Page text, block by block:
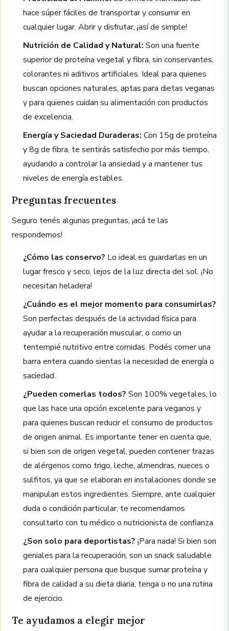
hace súper fáciles de transportar y consumir en
cualquier lugar. Abrir y disfrutar, ¡así de simple!
Nutrición de Calidad y Natural: Son una fuente
superior de proteína vegetal y fibra, sin conservantes,
colorantes ni aditivos artificiales. Ideal para quienes
buscan opciones naturales, aptas para dietas veganas
y para quienes cuidan su alimentación con productos
de excelencia.
Energía y Saciedad Duraderas: Con 15g de proteína
y 8g de fibra, te sentirás satisfecho por más tiempo,
ayudando a controlar la ansiedad y a mantener tus
niveles de energía estables.
Preguntas frecuentes
Seguro tenés algunas preguntas, ¡acá te las
respondemos!
¿Cómo las conservo? Lo ideal es guardarlas en un
lugar fresco y seco, lejos de la luz directa del sol. ¡No
necesitan heladera!
¿Cuándo es el mejor momento para consumirlas?
Son perfectas después de la actividad física para
ayudar a la recuperación muscular, o como un
tentempié nutritivo entre comidas. Podés comer una
barra entera cuando sientas la necesidad de energía o
saciedad.
¿Pueden comerlas todos? Son 100% vegetales, lo
que las hace una opción excelente para veganos y
para quienes buscan reducir el consumo de productos
de origen animal. Es importante tener en cuenta que,
si bien son de origen vegetal, pueden contener trazas
de alérgenos como trigo, leche, almendras, nueces o
sulfitos, ya que se elaboran en instalaciones donde se
manipulan estos ingredientes. Siempre, ante cualquier
duda o condición particular, te recomendamos
consultarlo con tu médico o nutricionista de confianza.
¿Son solo para deportistas? ¡Para nada! Si bien son
geniales para la recuperación, son un snack saludable
para cualquier persona que busque sumar proteína y
fibra de calidad a su dieta diaria, tenga o no una rutina
de ejercicio.
Te ayudamos a elegir mejor